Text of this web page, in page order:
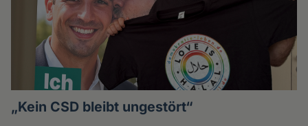
„Kein CSD bleibt ungestört“